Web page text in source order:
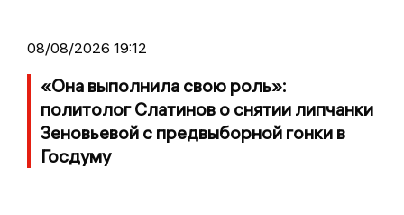
08/08/2026 19:12
«Она выполнила свою роль»:
политолог Слатинов о снятии липчанки
Зеновьевой с предвыборной гонки в
Госдуму